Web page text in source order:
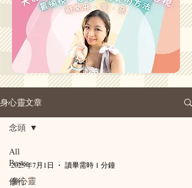
身心靈文章
All
Posts
修行
念頭
2025年7月1日 讀畢需時 1 分鐘
身心靈